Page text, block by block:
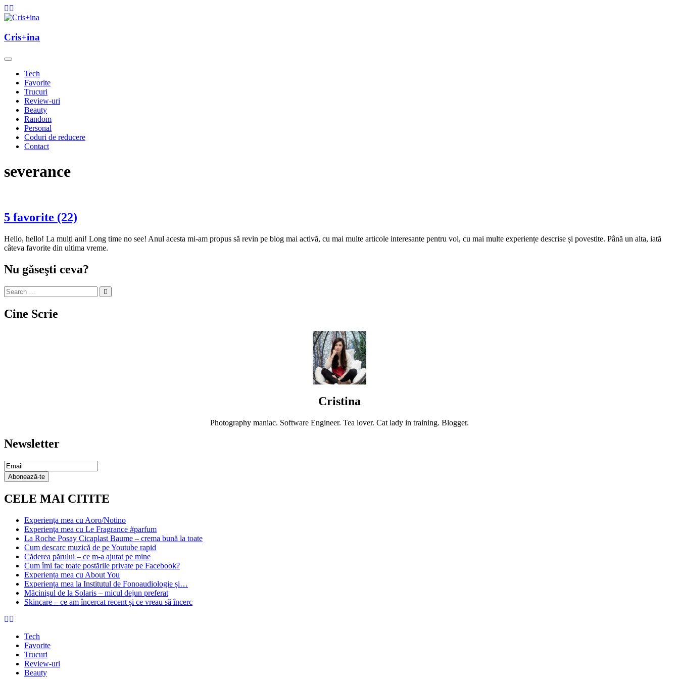
Skip
to
Cris+ina
Cris+ina
Tech
Favorite
Trucuri
Review-uri
Beauty
Random
Personal
Coduri de reducere
Contact
severance
5 favorite (22)
Hello, hello! La mulți ani! Long time no see! Anul acesta mi-am propus să revin pe blog mai activă, cu mai multe articole interesante pentru voi, cu mai multe experiențe descrise și povestite. Până un alta, iată
câteva favorite din ultima vreme.
Nu găseşti ceva?
Cine Scrie
Cristina
Photography maniac. Software Engineer. Tea lover. Cat lady in training. Blogger.
Newsletter
Email Subscription
Abonează-te
CELE MAI CITITE
Experienţa mea cu Aoro/Notino
Experienţa mea cu Le Fragrance #parfum
La Roche Posay Cicaplast Baume – crema bună la toate
Cum descarc muzică de pe Youtube rapid
Căderea părului – ce m-a ajutat pe mine
Cum îmi fac toate postările private pe Facebook?
Experiența mea cu About You
Experiența mea la Institutul de Fonoaudiologie și…
Măcinişul de la Solaris – micul dejun preferat
Skincare – ce am încercat recent și ce vreau să încerc
Tech
Favorite
Trucuri
Review-uri
Beauty